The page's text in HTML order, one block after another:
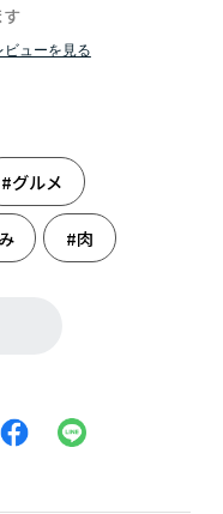
ビューを見る
#グルメ
#肉